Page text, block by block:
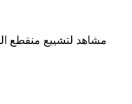
مشاهد لتشييع منقطع